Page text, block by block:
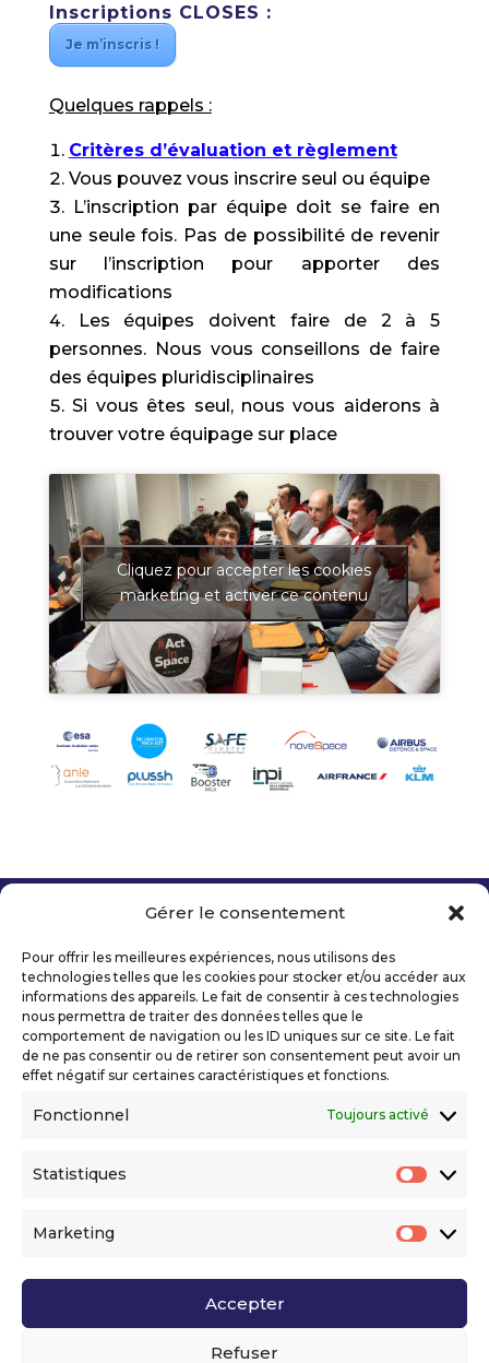
Gérer le consentement
Pour offrir les meilleures expériences, nous utilisons des
technologies telles que les cookies pour stocker et/ou accéder aux
informations des appareils. Le fait de consentir à ces technologies
nous permettra de traiter des données telles que le
comportement de navigation ou les ID uniques sur ce site. Le fait
de ne pas consentir ou de retirer son consentement peut avoir un
effet négatif sur certaines caractéristiques et fonctions.
Fonctionnel Toujours activé
Statistiques
Marketing
Accepter
Refuser
Inscriptions CLOSES :
Je m’inscris !
Quelques rappels :
Critères d’évaluation et règlement
Vous pouvez vous inscrire seul ou équipe
L’inscription par équipe doit se faire en
une seule fois. Pas de possibilité de revenir
sur l’inscription pour apporter des
modifications
Les équipes doivent faire de 2 à 5
personnes. Nous vous conseillons de faire
des équipes pluridisciplinaires
Si vous êtes seul, nous vous aiderons à
trouver votre équipage sur place
Cliquez pour accepter les cookies
marketing et activer ce contenu
Mentions légales
Politique de confidentialité
Déclaration d’accessibilité numérique
Ils nous soutiennent
Voir l’ensemble de nos partenaires